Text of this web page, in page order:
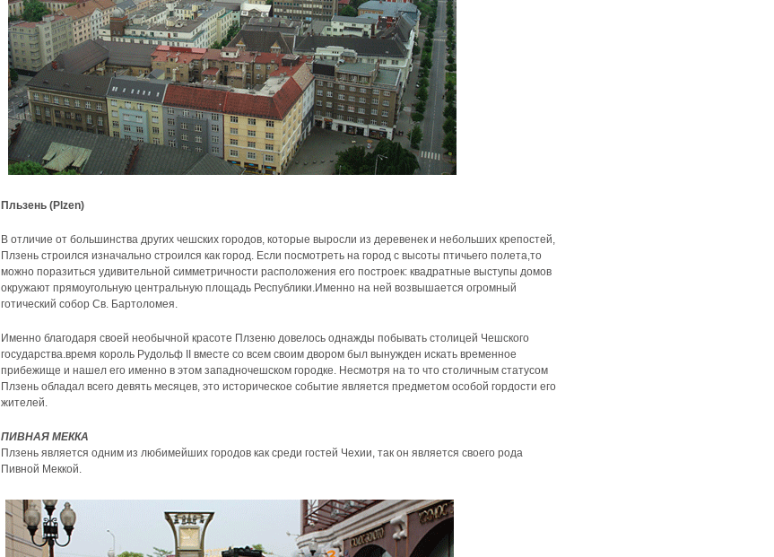
Пльзень (Plzen)
В отличие от большинства других чешских городов, которые выросли из деревенек и небольших крепостей,
Плзень строился изначально строился как город. Если посмотреть на город с высоты птичьего полета,то
можно поразиться удивительной симметричности расположения его построек: квадратные выступы домов
окружают прямоугольную центральную площадь Республики.Именно на ней возвышается огромный
готический собор Св. Бартоломея.
Именно благодаря своей необычной красоте Плзеню довелось однажды побывать столицей Чешского
государства.время король Рудольф II вместе со всем своим двором был вынужден искать временное
прибежище и нашел его именно в этом западночешском городке. Несмотря на то что столичным статусом
Плзень обладал всего девять месяцев, это историческое событие является предметом особой гордости его
жителей.
ПИВНАЯ МЕККА
Плзень является одним из любимейших городов как среди гостей Чехии, так он является своего рода
Пивной Меккой.